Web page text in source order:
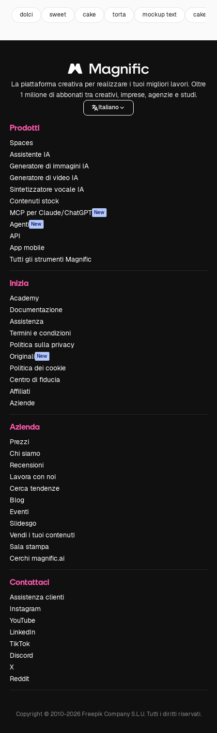
dolci sweet cake torta mockup text cake
La piattaforma creativa per realizzare i tuoi migliori lavori. Oltre
1 milione di abbonati tra creativi, imprese, agenzie e studi.
Italiano
Prodotti
Spaces
Assistente IA
Generatore di immagini IA
Generatore di video IA
Sintetizzatore vocale IA
Contenuti stock
MCP per Claude/ChatGPT New
Agenti New
API
App mobile
Tutti gli strumenti Magnific
Inizia
Academy
Documentazione
Assistenza
Termini e condizioni
Politica sulla privacy
Originali New
Politica dei cookie
Centro di fiducia
Affiliati
Aziende
Azienda
Prezzi
Chi siamo
Recensioni
Lavora con noi
Cerca tendenze
Blog
Eventi
Slidesgo
Vendi i tuoi contenuti
Sala stampa
Cerchi magnific.ai
Contattaci
Assistenza clienti
Instagram
YouTube
LinkedIn
TikTok
Discord
X
Reddit
Copyright © 2010-2026Freepik Company S.L.U. Tutti i diritti riservati.